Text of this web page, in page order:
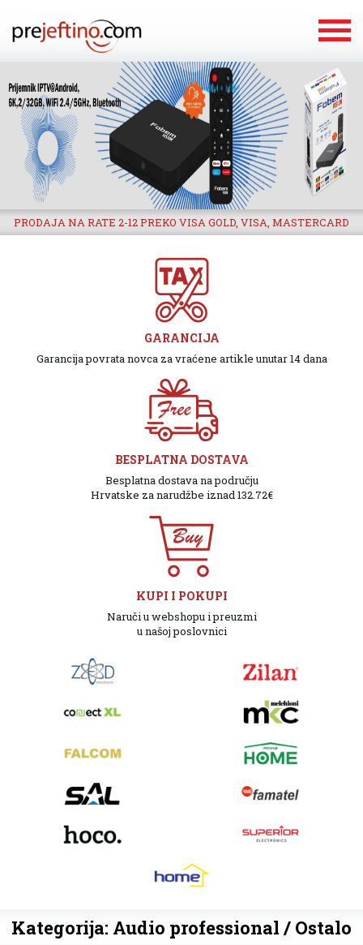
PRODAJA NA RATE 2-12 PREKO VISA GOLD, VISA, MASTERCARD
GARANCIJA
Garancija povrata novca za vraćene artikle unutar 14 dana
BESPLATNA DOSTAVA
Besplatna dostava na području
Hrvatske za narudžbe iznad 132.72€
KUPI I POKUPI
Naruči u webshopu i preuzmi
u našoj poslovnici
Kategorija: Audio professional / Ostalo